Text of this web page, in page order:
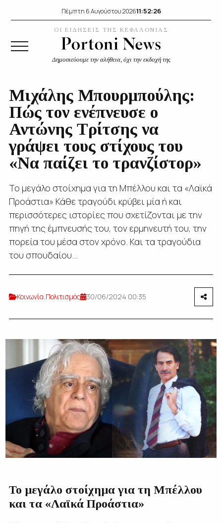
Πέμπτη 6 Αυγούστου 202611:52:27
ΟΙ ΕΙΔΗΣΕΙΣ ΤΗΣ ΚΕΦΑΛΟΝΙΑΣ
Δημοσιεύουμε την αλήθεια, όχι την εκδοχή της
Μιχάλης Μπουρμπούλης:
Πώς τον ενέπνευσε ο
Αντώνης Τρίτσης να
γράψει τους στίχους του
«Να παίζει το τρανζίστορ»
Το μεγάλο στοίχημα για τη Μπέλλου και τα «Λαϊκά
Προάστια» Κάθε τραγούδι κρύβει μία ή και
περισσότερες ιστορίες που σχετίζονται με την
πηγή της έμπνευσής του, τον ερμηνευτή του, την
πορεία του μέσα στον χρόνο. Και τα τραγούδια
του σπουδαίου...
Κοινωνία,Πολιτισμός 30/06/2024 00:35
Το μεγάλο στοίχημα για τη Μπέλλου
και τα «Λαϊκά Προάστια»